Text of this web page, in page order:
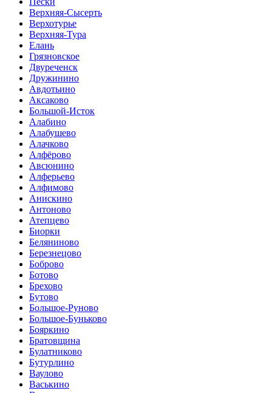
Верхняя-Сысерть
Верхотурье
Верхняя-Тура
Елань
Грязновское
Двуреченск
Дружинино
Авдотьино
Аксаково
Большой-Исток
Алабино
Алабушево
Алачково
Алфёрово
Авсюнино
Алферьево
Алфимово
Анискино
Антоново
Атепцево
Биорки
Беляниново
Березнецово
Боброво
Ботово
Брехово
Бутово
Большое-Руново
Большое-Буньково
Бояркино
Братовщина
Булатниково
Бутурлино
Ваулово
Васькино